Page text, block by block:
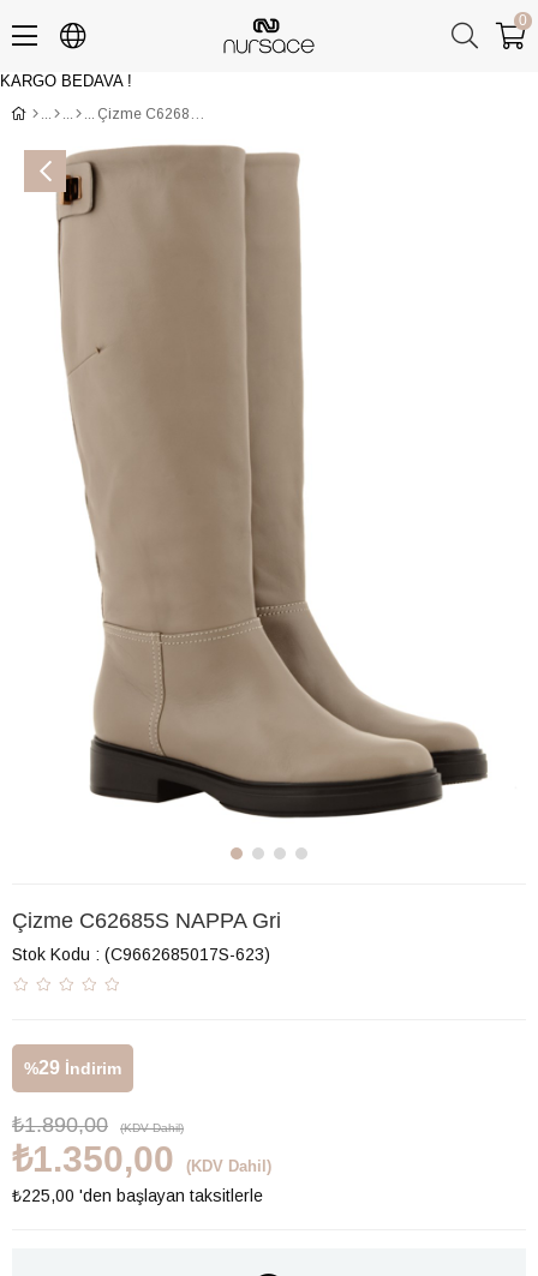
KARGO BEDAVA !
0
Çizme C62685S NAPPA Gri
Çizme C62685S NAPPA Gri
Stok Kodu (C9662685017S-623)
%29 İndirim
₺1.890,00 (KDV Dahil)
₺1.350,00 (KDV Dahil)
₺225,00 'den başlayan taksitlerle